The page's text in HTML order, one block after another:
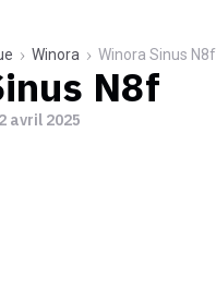
Winora Winora Sinus N8f
N8f
2 avril 2025